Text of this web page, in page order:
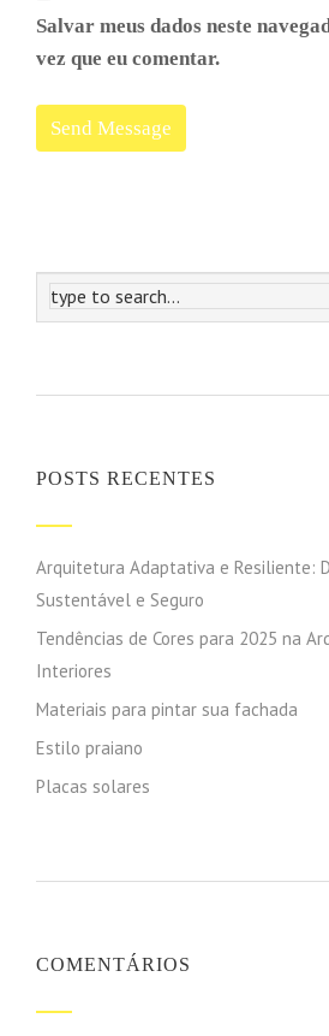
Salvar meus dados neste
vez que eu comentar.
POSTS RECENTES
Arquitetura Adaptativa e Resiliente:
Sustentável e Seguro
Tendências de Cores para 2025 na
Interiores
Materiais para pintar sua fachada
Estilo praiano
Placas solares
COMENTÁRIOS